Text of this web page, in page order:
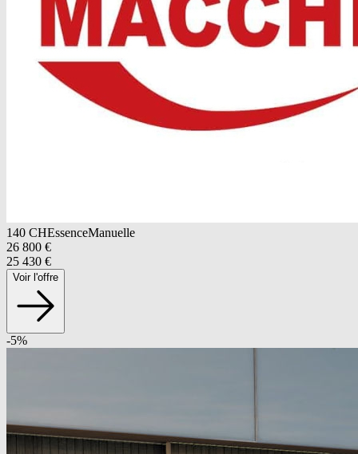
140 CHEssenceManuelle
26 800 €
25 430 €
Voir l'offre
-5%